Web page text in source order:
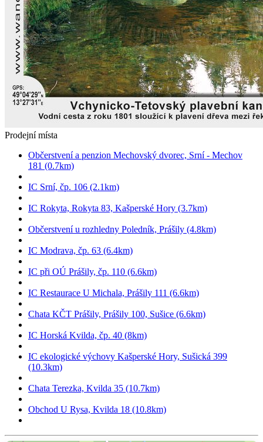
Prodejní místa
Občerstvení a penzion Mechovský dvorec, Srní - Mechov
181 (0.7km)
IC Srní, čp. 106 (2.1km)
IC Rokyta, Rokyta 83, Kašperské Hory (3.7km)
Občerstvení u rozhledny Poledník, Prášily (4.8km)
IC Modrava, čp. 63 (6.4km)
IC při OÚ Prášily, čp. 110 (6.6km)
IC Restaurace U Michala, Prášily 111 (6.6km)
Chata KČT Prášily, Prášily 100, Sušice (6.6km)
IC Horská Kvilda, čp. 40 (8km)
IC ekologické výchovy Kašperské Hory, Sušická 399
(10.3km)
Chata Terezka, Kvilda 35 (10.7km)
Obchod U Rysa, Kvilda 18 (10.8km)